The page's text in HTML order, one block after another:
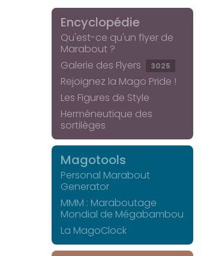
Encyclopédie
Qu'est-ce qu'un flyer de
Marabout ?
Galerie des Flyers
3025
Rejoignez la Mago Pride !
Les Figures de Style
Herméneutique des
sortilèges
Magotools
Personal Marabout
Generator
MMM : Maraboutage
Mondial de Mégabambou
La MagoClock